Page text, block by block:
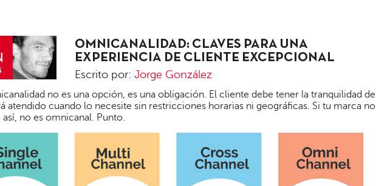
González
OMNICANALIDAD: CLAVES PARA UNA
EXPERIENCIA DE CLIENTE EXCEPCIONAL
Escrito por: Jorge González
no es una opción, es una obligación. El cliente debe tener la tranquilidad de
atendido cuando lo necesite sin restricciones horarias ni geográficas. Si tu marca no
así, no es omnicanal. Punto.